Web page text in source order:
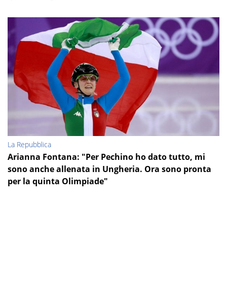
La Repubblica
Arianna Fontana: "Per Pechino ho dato tutto, mi
sono anche allenata in Ungheria. Ora sono pronta
per la quinta Olimpiade"